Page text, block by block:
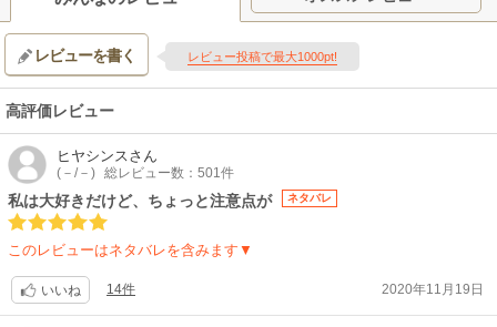
レビューを書く レビュー投稿で最大1000pt!
高評価レビュー
ヒヤシンス さん
(－/－) 総レビュー数：501件
私は大好きだけど、ちょっと注意点が ネタバレ
このレビューはネタバレを含みます▼
いいね 14件 2020年11月19日